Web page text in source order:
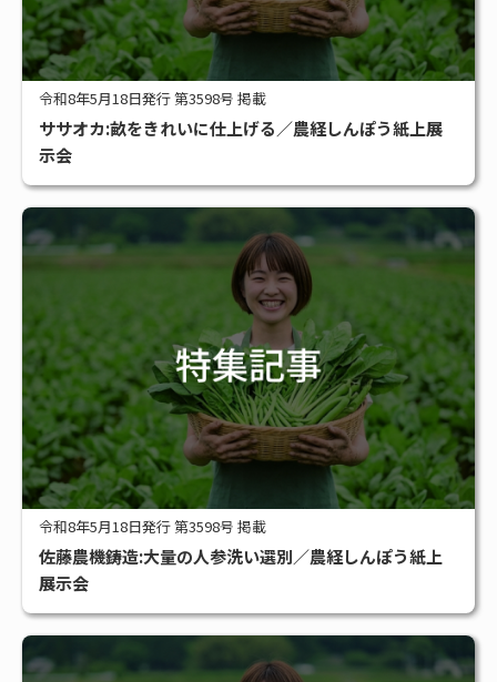
令和8年5月18日発行 第3598号 掲載
ササオカ:畝をきれいに仕上げる／農経しんぽう紙上展
示会
令和8年5月18日発行 第3598号 掲載
佐藤農機鋳造:大量の人参洗い選別／農経しんぽう紙上
展示会